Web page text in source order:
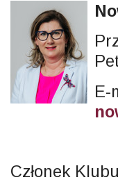
E-
Członek